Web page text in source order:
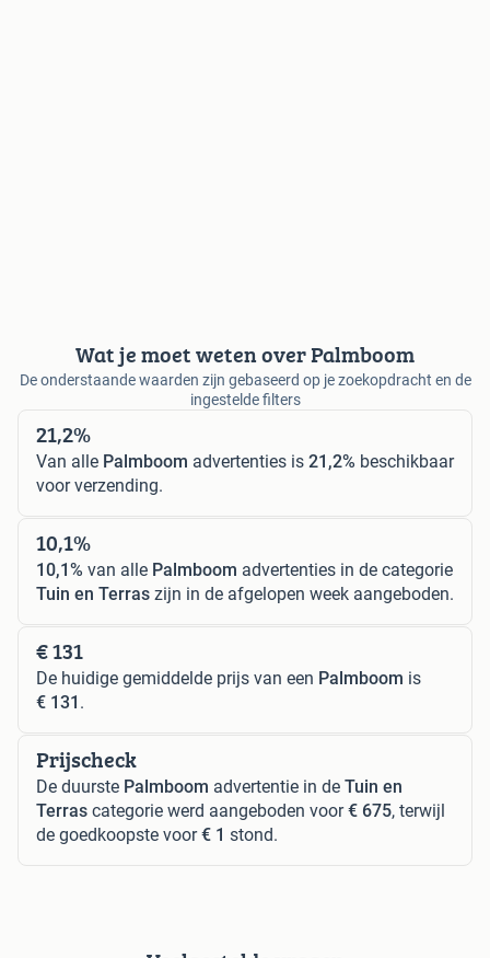
Wat je moet weten over Palmboom
De onderstaande waarden zijn gebaseerd op je zoekopdracht en de
ingestelde filters
21,2%
Van alle Palmboom advertenties is 21,2% beschikbaar
voor verzending.
10,1%
10,1% van alle Palmboom advertenties in de categorie
Tuin en Terras zijn in de afgelopen week aangeboden.
€ 131
De huidige gemiddelde prijs van een Palmboom is
€ 131 .
Prijscheck
De duurste Palmboom advertentie in de Tuin en
Terras categorie werd aangeboden voor€ 675, terwijl
de goedkoopste voor€ 1 stond.